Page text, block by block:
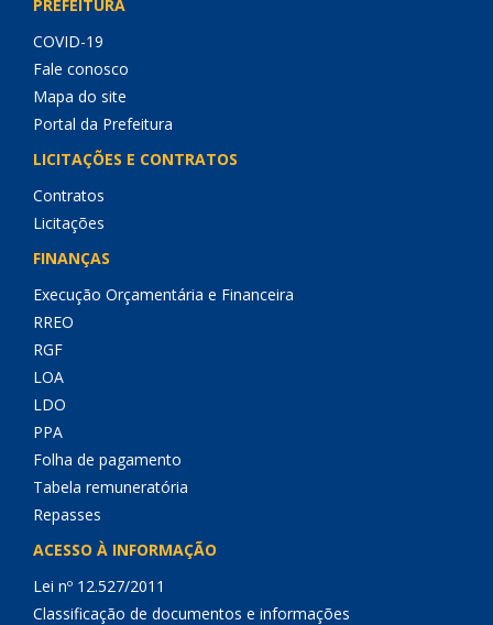
PREFEITURA
COVID-19
Fale conosco
Mapa do site
Portal da Prefeitura
LICITAÇÕES E CONTRATOS
Contratos
Licitações
FINANÇAS
Execução Orçamentária e Financeira
RREO
RGF
LOA
LDO
PPA
Folha de pagamento
Tabela remuneratória
Repasses
ACESSO À INFORMAÇÃO
Lei nº 12.527/2011
Classificação de documentos e informações